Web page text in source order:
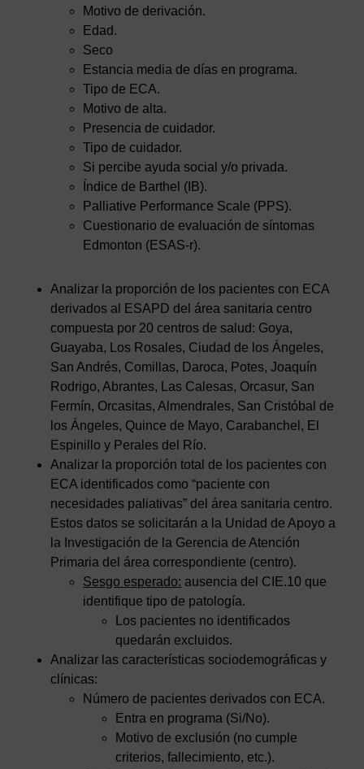
Motivo de derivación.
Edad.
Seco
Estancia media de días en programa.
Tipo de ECA.
Motivo de alta.
Presencia de cuidador.
Tipo de cuidador.
Si percibe ayuda social y/o privada.
Índice de Barthel (IB).
Palliative Performance Scale (PPS).
Cuestionario de evaluación de síntomas
Edmonton (ESAS-r).
Analizar la proporción de los pacientes con ECA
derivados al ESAPD del área sanitaria centro
compuesta por 20 centros de salud: Goya,
Guayaba, Los Rosales, Ciudad de los Ángeles,
San Andrés, Comillas, Daroca, Potes, Joaquín
Rodrigo, Abrantes, Las Calesas, Orcasur, San
Fermín, Orcasitas, Almendrales, San Cristóbal de
los Ángeles, Quince de Mayo, Carabanchel, El
Espinillo y Perales del Río.
Analizar la proporción total de los pacientes con
ECA identificados como “paciente con
necesidades paliativas” del área sanitaria centro.
Estos datos se solicitarán a la Unidad de Apoyo a
la Investigación de la Gerencia de Atención
Primaria del área correspondiente (centro).
Sesgo esperado: ausencia del CIE.10 que
identifique tipo de patología.
Los pacientes no identificados
quedarán excluidos.
Analizar las características sociodemográficas y
clínicas:
Número de pacientes derivados con ECA.
Entra en programa (Si/No).
Motivo de exclusión (no cumple
criterios, fallecimiento, etc.).